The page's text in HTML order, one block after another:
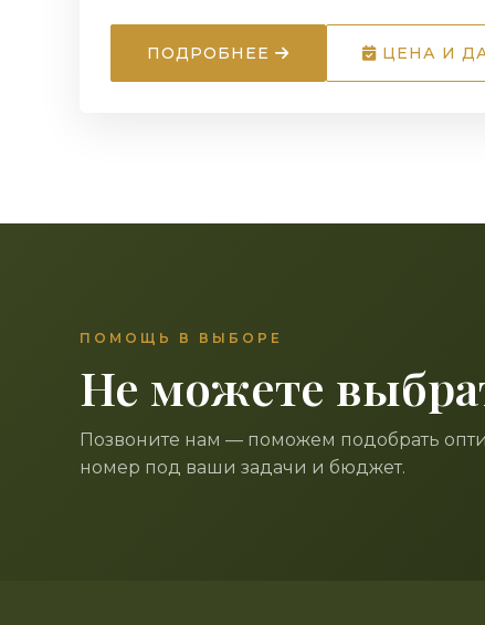
ПОДРОБНЕЕ ЦЕНА И
ПОМОЩЬ В ВЫБОРЕ
Не можете
Позвоните нам — поможем подобрать
номер под ваши задачи и бюджет.